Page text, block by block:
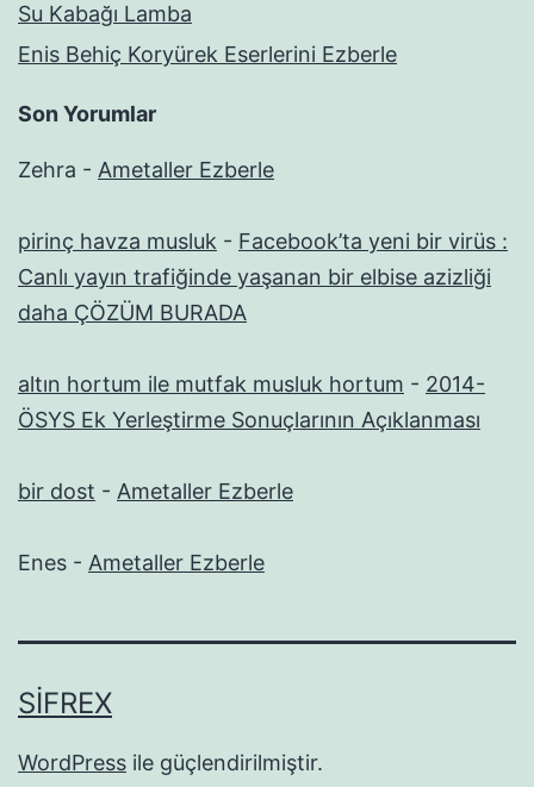
Su Kabağı Lamba
Enis Behiç Koryürek Eserlerini Ezberle
Son Yorumlar
Zehra - Ametaller Ezberle
pirinç havza musluk - Facebook’ta yeni bir virüs :
Canlı yayın trafiğinde yaşanan bir elbise azizliği
daha ÇÖZÜM BURADA
altın hortum ile mutfak musluk hortum - 2014-
ÖSYS Ek Yerleştirme Sonuçlarının Açıklanması
bir dost - Ametaller Ezberle
Enes - Ametaller Ezberle
SIFREX
WordPress ile güçlendirilmiştir.